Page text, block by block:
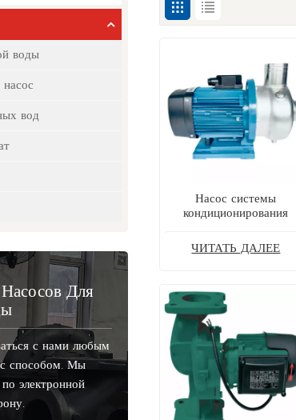
воды
вод
Для
с нами любым
способом. Мы
электронной
Насос системы
кондиционирования
ЧИТАТЬ ДАЛЕЕ